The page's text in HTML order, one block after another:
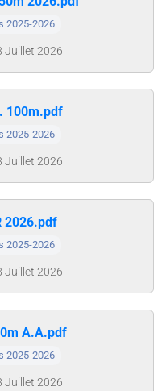
2025-2026
Juillet 2026
100m.pdf
2025-2026
Juillet 2026
2026.pdf
2025-2026
Juillet 2026
A.A.pdf
2025-2026
Juillet 2026